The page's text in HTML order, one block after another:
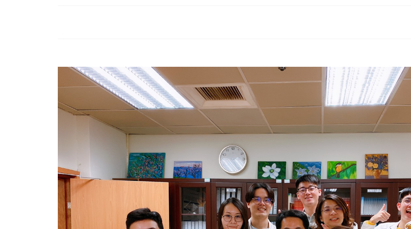
榮譽榜
醫療團隊(all)文章對應模組
藥委會公告